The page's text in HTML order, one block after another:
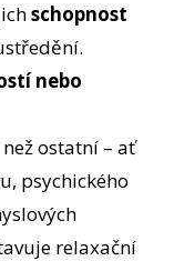
schopnost
nebo
ostatní – ať
psychického
relaxační